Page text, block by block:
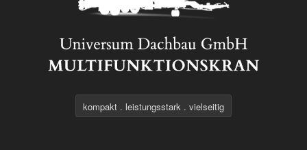
kompakt . leistungsstark . vielseitig